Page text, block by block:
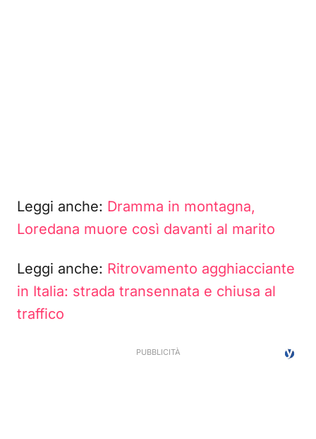
Leggi anche: Dramma in montagna,
Loredana muore così davanti al marito
Leggi anche: Ritrovamento agghiacciante
in Italia: strada transennata e chiusa al
traffico